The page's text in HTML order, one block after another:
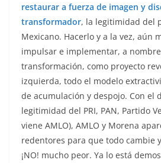
restaurar a fuerza de imagen y
transformador, la legitimidad del
Mexicano. Hacerlo y a la vez, aún
impulsar e implementar, a
transformación, como proyecto
izquierda, todo el modelo
de acumulación y despojo. Con el
legitimidad del PRI, PAN, Partido
viene AMLO), AMLO y Morena
redentores para que todo cambie
¡NO! mucho peor. Ya lo está